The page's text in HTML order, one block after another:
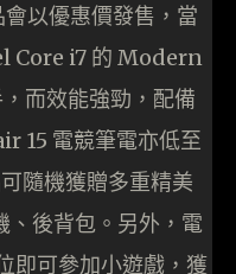
以優惠價發售，當
Core i7 的 Modern
而效能強勁，配備
15 電競筆電亦低至
隨機獲贈多重精美
後背包。另外，電
即可參加小遊戲，獲